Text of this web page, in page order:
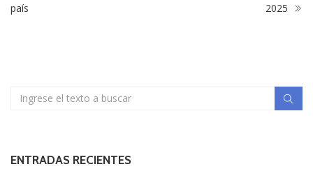
país
2025
ENTRADAS RECIENTES